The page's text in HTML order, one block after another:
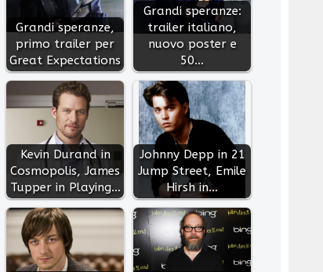
Grandi speranze,
primo trailer per
Great Expectations
Grandi speranze:
trailer italiano,
nuovo poster e
50…
Kevin Durand in
Cosmopolis, James
Tupper in Playing…
Johnny Depp in 21
Jump Street, Emile
Hirsh in…